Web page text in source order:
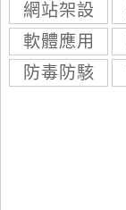
網站架設
軟體應用
防毒防駭